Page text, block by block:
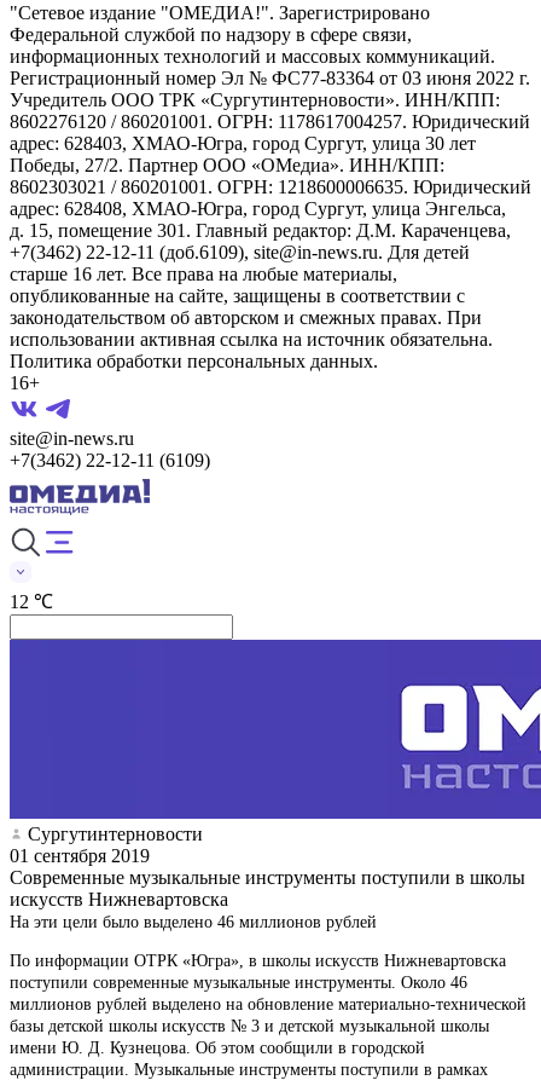
"Сетевое издание "ОМЕДИА!". Зарегистрировано
Федеральной службой по надзору в сфере связи,
информационных технологий и массовых коммуникаций.
Регистрационный номер Эл № ФС77-83364 от 03 июня 2022 г.
Учредитель ООО ТРК «Сургутинтерновости». ИНН/КПП:
8602276120 / 860201001. ОГРН: 1178617004257. Юридический
адрес: 628403, ХМАО-Югра, город Сургут, улица 30 лет
Победы, 27/2. Партнер ООО «ОМедиа». ИНН/КПП:
8602303021 / 860201001. ОГРН: 1218600006635. Юридический
адрес: 628408, ХМАО-Югра, город Сургут, улица Энгельса,
д. 15, помещение 301. Главный редактор: Д.М. Караченцева,
+7(3462) 22-12-11 (доб.6109), site@in-news.ru. Для детей
старше 16 лет. Все права на любые материалы,
опубликованные на сайте, защищены в соответствии с
законодательством об авторском и смежных правах. При
использовании активная ссылка на источник обязательна.
Политика обработки персональных данных.
16+
site@in-news.ru
+7(3462) 22-12-11 (6109)
12 ℃
Сургутинтерновости
01 сентября 2019
Современные музыкальные инструменты поступили в школы
искусств Нижневартовска
На эти цели было выделено 46 миллионов рублей
По информации ОТРК «Югра», в школы искусств Нижневартовска
поступили современные музыкальные инструменты. Около 46
миллионов рублей выделено на обновление материально-технической
базы детской школы искусств № 3 и детской музыкальной школы
имени Ю. Д. Кузнецова. Об этом сообщили в городской
администрации. Музыкальные инструменты поступили в рамках